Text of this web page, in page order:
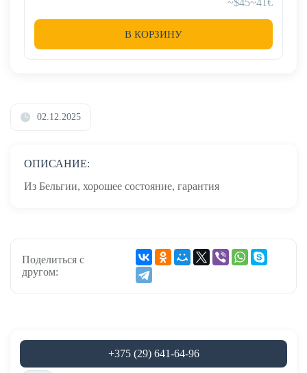
~$45~41€
В КОРЗИНУ
02.12.2025
ОПИСАНИЕ:
Из Бельгии, хорошее состояние, гарантия
Поделиться с
другом:
+375 (29) 641-64-96